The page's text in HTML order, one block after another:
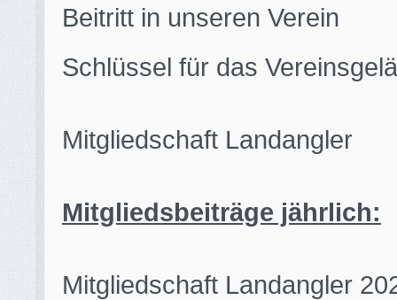
Beitritt in unseren
Schlüssel für das
Mitgliedschaft
Mitgliedsbeiträge jährlich:
Mitgliedschaft